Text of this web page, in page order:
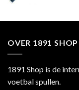
OVER 1891 SHOP
1891 Shop is de
voetbal spullen.